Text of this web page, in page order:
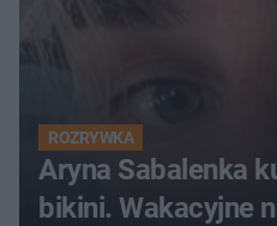
ROZRYWKA
Aryna Sabalenka
bikini. Wakacyjne